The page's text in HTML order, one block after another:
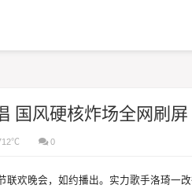
国风硬核炸场全网刷屏
0
联欢晚会，如约播出。实力歌手洛琦一